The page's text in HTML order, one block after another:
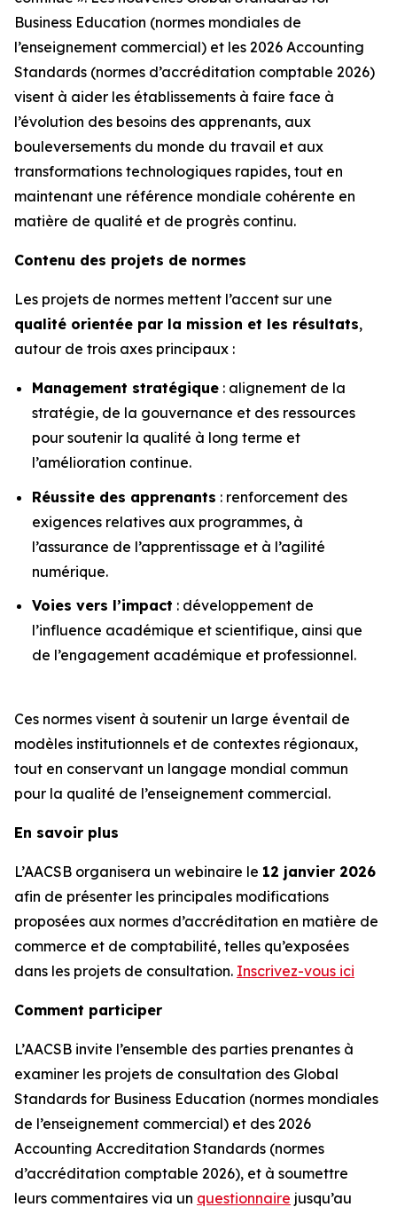
Business Education (normes mondiales de
l’enseignement commercial) et les 2026 Accounting
Standards (normes d’accréditation comptable 2026)
visent à aider les établissements à faire face à
l’évolution des besoins des apprenants, aux
bouleversements du monde du travail et aux
transformations technologiques rapides, tout en
maintenant une référence mondiale cohérente en
matière de qualité et de progrès continu.
Contenu des projets de normes
Les projets de normes mettent l’accent sur une
qualité orientée par la mission et les résultats,
autour de trois axes principaux :
Management stratégique : alignement de la
stratégie, de la gouvernance et des ressources
pour soutenir la qualité à long terme et
l’amélioration continue.
Réussite des apprenants : renforcement des
exigences relatives aux programmes, à
l’assurance de l’apprentissage et à l’agilité
numérique.
Voies vers l’impact : développement de
l’influence académique et scientifique, ainsi que
de l’engagement académique et professionnel.
Ces normes visent à soutenir un large éventail de
modèles institutionnels et de contextes régionaux,
tout en conservant un langage mondial commun
pour la qualité de l’enseignement commercial.
En savoir plus
L’AACSB organisera un webinaire le 12 janvier 2026
afin de présenter les principales modifications
proposées aux normes d’accréditation en matière de
commerce et de comptabilité, telles qu’exposées
dans les projets de consultation. Inscrivez-vous ici
Comment participer
L’AACSB invite l’ensemble des parties prenantes à
examiner les projets de consultation des Global
Standards for Business Education (normes mondiales
de l’enseignement commercial) et des 2026
Accounting Accreditation Standards (normes
d’accréditation comptable 2026), et à soumettre
leurs commentaires via un questionnaire jusqu’au